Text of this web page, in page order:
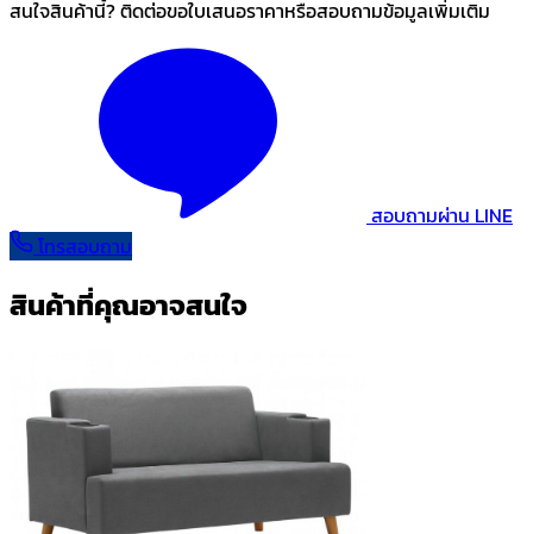
สนใจสินค้านี้? ติดต่อขอใบเสนอราคาหรือสอบถามข้อมูลเพิ่มเติม
สอบถามผ่าน LINE
โทรสอบถาม
สินค้าที่คุณอาจสนใจ